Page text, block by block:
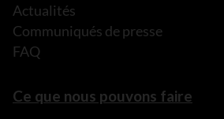
Actualités
Communiqués de presse
FAQ
Ce que nous pouvons faire